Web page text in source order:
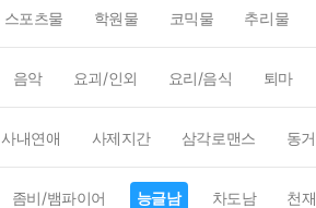
스포츠물 학원물 코믹물 추리물
음악 요괴/인외 요리/음식 퇴마
사내연애 사제지간 삼각로맨스 동거
좀비/뱀파이어 능글남 차도남 천재